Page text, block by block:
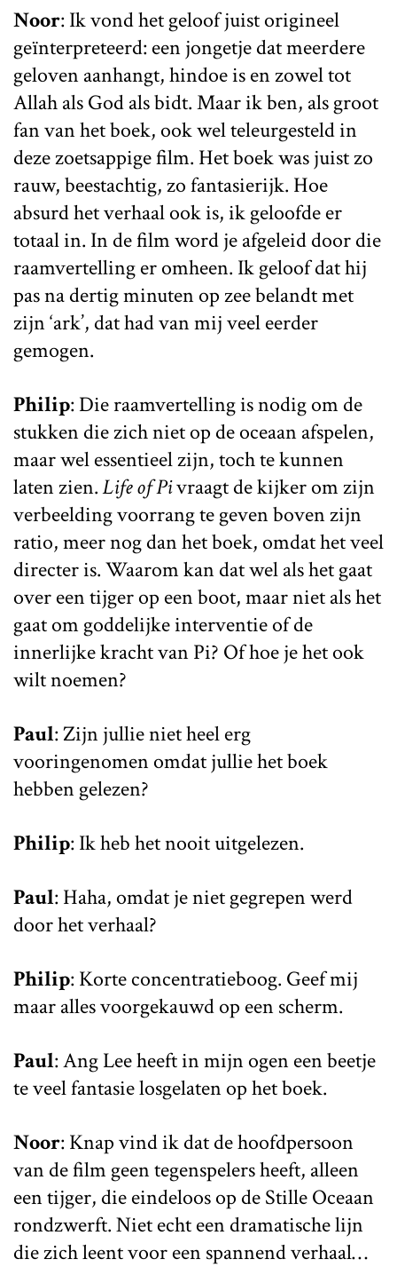
Noor: Ik vond het geloof juist origineel
geïnterpreteerd: een jongetje dat meerdere
geloven aanhangt, hindoe is en zowel tot
Allah als God als bidt. Maar ik ben, als groot
fan van het boek, ook wel teleurgesteld in
deze zoetsappige film. Het boek was juist zo
rauw, beestachtig, zo fantasierijk. Hoe
absurd het verhaal ook is, ik geloofde er
totaal in. In de film word je afgeleid door die
raamvertelling er omheen. Ik geloof dat hij
pas na dertig minuten op zee belandt met
zijn ‘ark’, dat had van mij veel eerder
gemogen.
Philip: Die raamvertelling is nodig om de
stukken die zich niet op de oceaan afspelen,
maar wel essentieel zijn, toch te kunnen
laten zien.Life of Pivraagt de kijker om zijn
verbeelding voorrang te geven boven zijn
ratio, meer nog dan het boek, omdat het veel
directer is. Waarom kan dat wel als het gaat
over een tijger op een boot, maar niet als het
gaat om goddelijke interventie of de
innerlijke kracht van Pi? Of hoe je het ook
wilt noemen?
Paul: Zijn jullie niet heel erg
vooringenomen omdat jullie het boek
hebben gelezen?
Philip: Ik heb het nooit uitgelezen.
Paul: Haha, omdat je niet gegrepen werd
door het verhaal?
Philip: Korte concentratieboog. Geef mij
maar alles voorgekauwd op een scherm.
Paul: Ang Lee heeft in mijn ogen een beetje
te veel fantasie losgelaten op het boek.
Noor: Knap vind ik dat de hoofdpersoon
van de film geen tegenspelers heeft, alleen
een tijger, die eindeloos op de Stille Oceaan
rondzwerft. Niet echt een dramatische lijn
die zich leent voor een spannend verhaal…